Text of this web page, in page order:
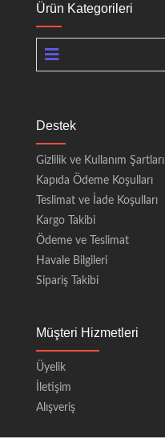
Ürün Kategorileri
Destek
Gizlilik ve Kullanım Şartları
Kapıda Ödeme Koşulları
Teslimat ve İade Koşulları
Kargo Takibi
Ödeme ve Teslimat
Havale Bilgileri
Sipariş Takibi
Müşteri Hizmetleri
Üyelik
İletişim
Alışveriş